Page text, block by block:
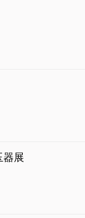
器展